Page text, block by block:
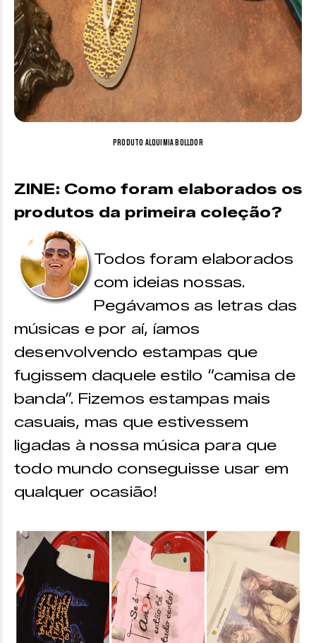
Produto Alquimia Bolldor
ZINE: Como foram elaborados os
produtos da primeira coleção?
Todos foram elaborados
com ideias nossas.
Pegávamos as letras das
músicas e por aí, íamos
desenvolvendo estampas que
fugissem daquele estilo “camisa de
banda”. Fizemos estampas mais
casuais, mas que estivessem
ligadas à nossa música para que
todo mundo conseguisse usar em
qualquer ocasião!